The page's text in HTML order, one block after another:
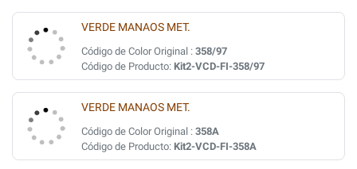
VERDE MANAOS MET.
Código de Color Original : 358/97
Código de Producto: Kit2-VCD-FI-358/97
VERDE MANAOS MET.
Código de Color Original : 358A
Código de Producto: Kit2-VCD-FI-358A